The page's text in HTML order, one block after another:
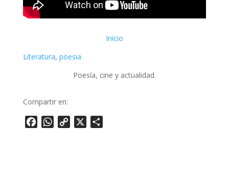
Inicio
Literatura, poesia
Poesía, cine y actualidad.
Compartir en:
FacebookWhatsApp
Copy